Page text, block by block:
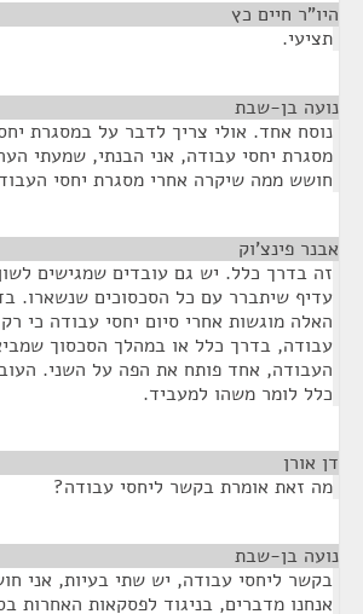
היו"ר חיים כץ
תציעי.
נועה בן-שבת
נוסח אחד. אולי צריך לדבר על במסגרת
מסגרת יחסי עבודה, אני הבנתי, שמעתי
חושש ממה שיקרה אחרי מסגרת יחסי
אבנר פינצ'וק
זה בדרך כלל. יש גם עובדים שמגישים
עדיף שיתברר עם כל הסכסוכים שנשארו.
האלה מוגשות אחרי סיום יחסי עבודה כי
עבודה, בדרך כלל או במהלך הסכסוך
העבודה, אחד פותח את הפה על השני.
כלל לומר משהו למעביד.
דן אורן
מה זאת אומרת בקשר ליחסי עבודה?
נועה בן-שבת
בקשר ליחסי עבודה, יש שתי בעיות, אני